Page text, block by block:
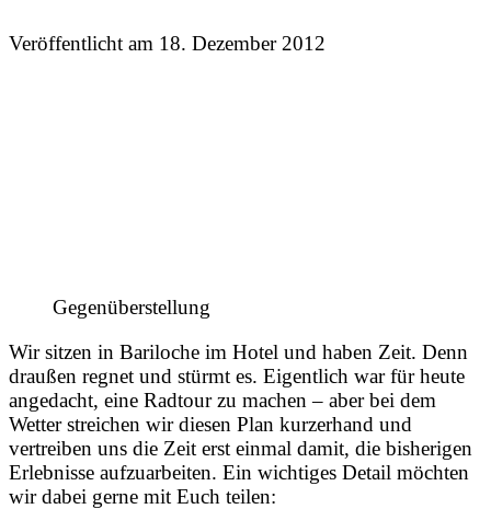
Veröffentlicht am 18. Dezember 2012
Gegenüberstellung
Wir sitzen in Bariloche im Hotel und haben Zeit. Denn
draußen regnet und stürmt es. Eigentlich war für heute
angedacht, eine Radtour zu machen – aber bei dem
Wetter streichen wir diesen Plan kurzerhand und
vertreiben uns die Zeit erst einmal damit, die bisherigen
Erlebnisse aufzuarbeiten. Ein wichtiges Detail möchten
wir dabei gerne mit Euch teilen: